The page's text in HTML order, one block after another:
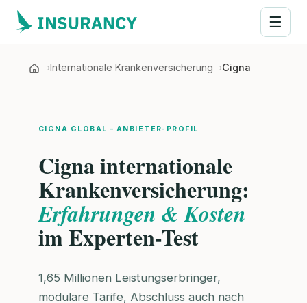
☰
Internationale Krankenversicherung Cigna
CIGNA GLOBAL – ANBIETER-PROFIL
Cigna internationale
Krankenversicherung:
Erfahrungen & Kosten
im Experten-Test
1,65 Millionen Leistungserbringer,
modulare Tarife, Abschluss auch nach